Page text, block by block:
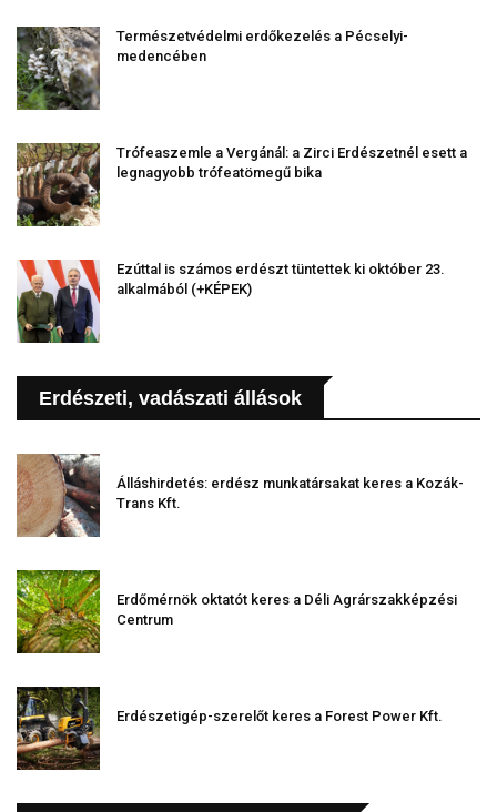
Természetvédelmi erdőkezelés a Pécselyi-
medencében
Trófeaszemle a Vergánál: a Zirci Erdészetnél esett a
legnagyobb trófeatömegű bika
Ezúttal is számos erdészt tüntettek ki október 23.
alkalmából (+KÉPEK)
Erdészeti, vadászati állások
Álláshirdetés: erdész munkatársakat keres a Kozák-
Trans Kft.
Erdőmérnök oktatót keres a Déli Agrárszakképzési
Centrum
Erdészetigép-szerelőt keres a Forest Power Kft.